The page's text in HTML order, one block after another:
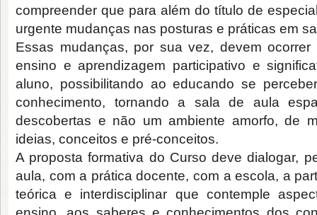
compreender que para além do título de
urgente mudanças nas posturas e práticas em
Essas mudanças, por sua vez, devem
ensino e aprendizagem participativo e
aluno, possibilitando ao educando se
conhecimento, tornando a sala de aula
descobertas e não um ambiente amorfo, de
ideias, conceitos e pré-conceitos.
A proposta formativa do Curso deve dialogar,
aula, com a prática docente, com a escola, a
teórica e interdisciplinar que contemple